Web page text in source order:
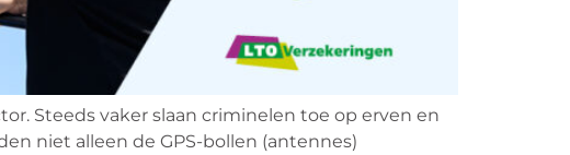
Steeds vaker slaan criminelen toe op erven en
niet alleen de GPS-bollen (antennes)